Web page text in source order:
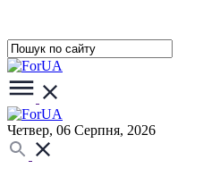
Четвер, 06 Серпня, 2026